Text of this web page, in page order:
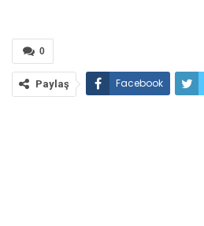
0
Paylaş Facebook